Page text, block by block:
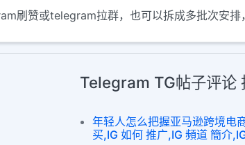
刷赞或telegram拉群，也可以拆成多批次安排
Telegram TG帖子评论
年轻人怎么把握亚马逊跨境电
买,IG 如何 推广,IG 頻道 簡介